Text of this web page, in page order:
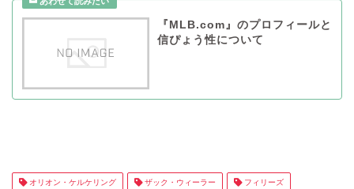
『MLB.com』のプロフィールと
信ぴょう性について
オリオン・ケルケリング ザック・ウィーラー フィリーズ